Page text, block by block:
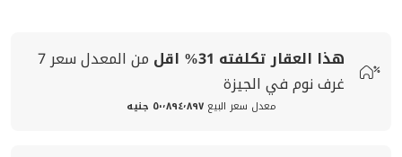
هذا العقار تكلفته 31% اقل من المعدلسعر7
غرف نوم في الجيزة
معدل سعر البيع ٥٠٬٨٩٤٬٨٩٧ جنيه